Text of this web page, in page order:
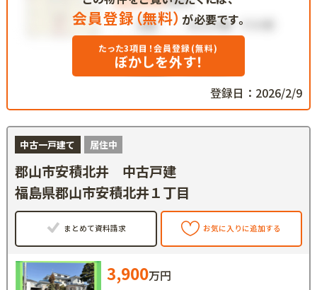
会員登録（無料） が必要です。
たった3項目！会員登録(無料)
ぼかしを外す！
登録日：2026/2/9
中古一戸建て 居住中
郡山市安積北井 中古戸建
福島県郡山市安積北井１丁目
まとめて資料請求 お気に入りに追加する
3,900万円